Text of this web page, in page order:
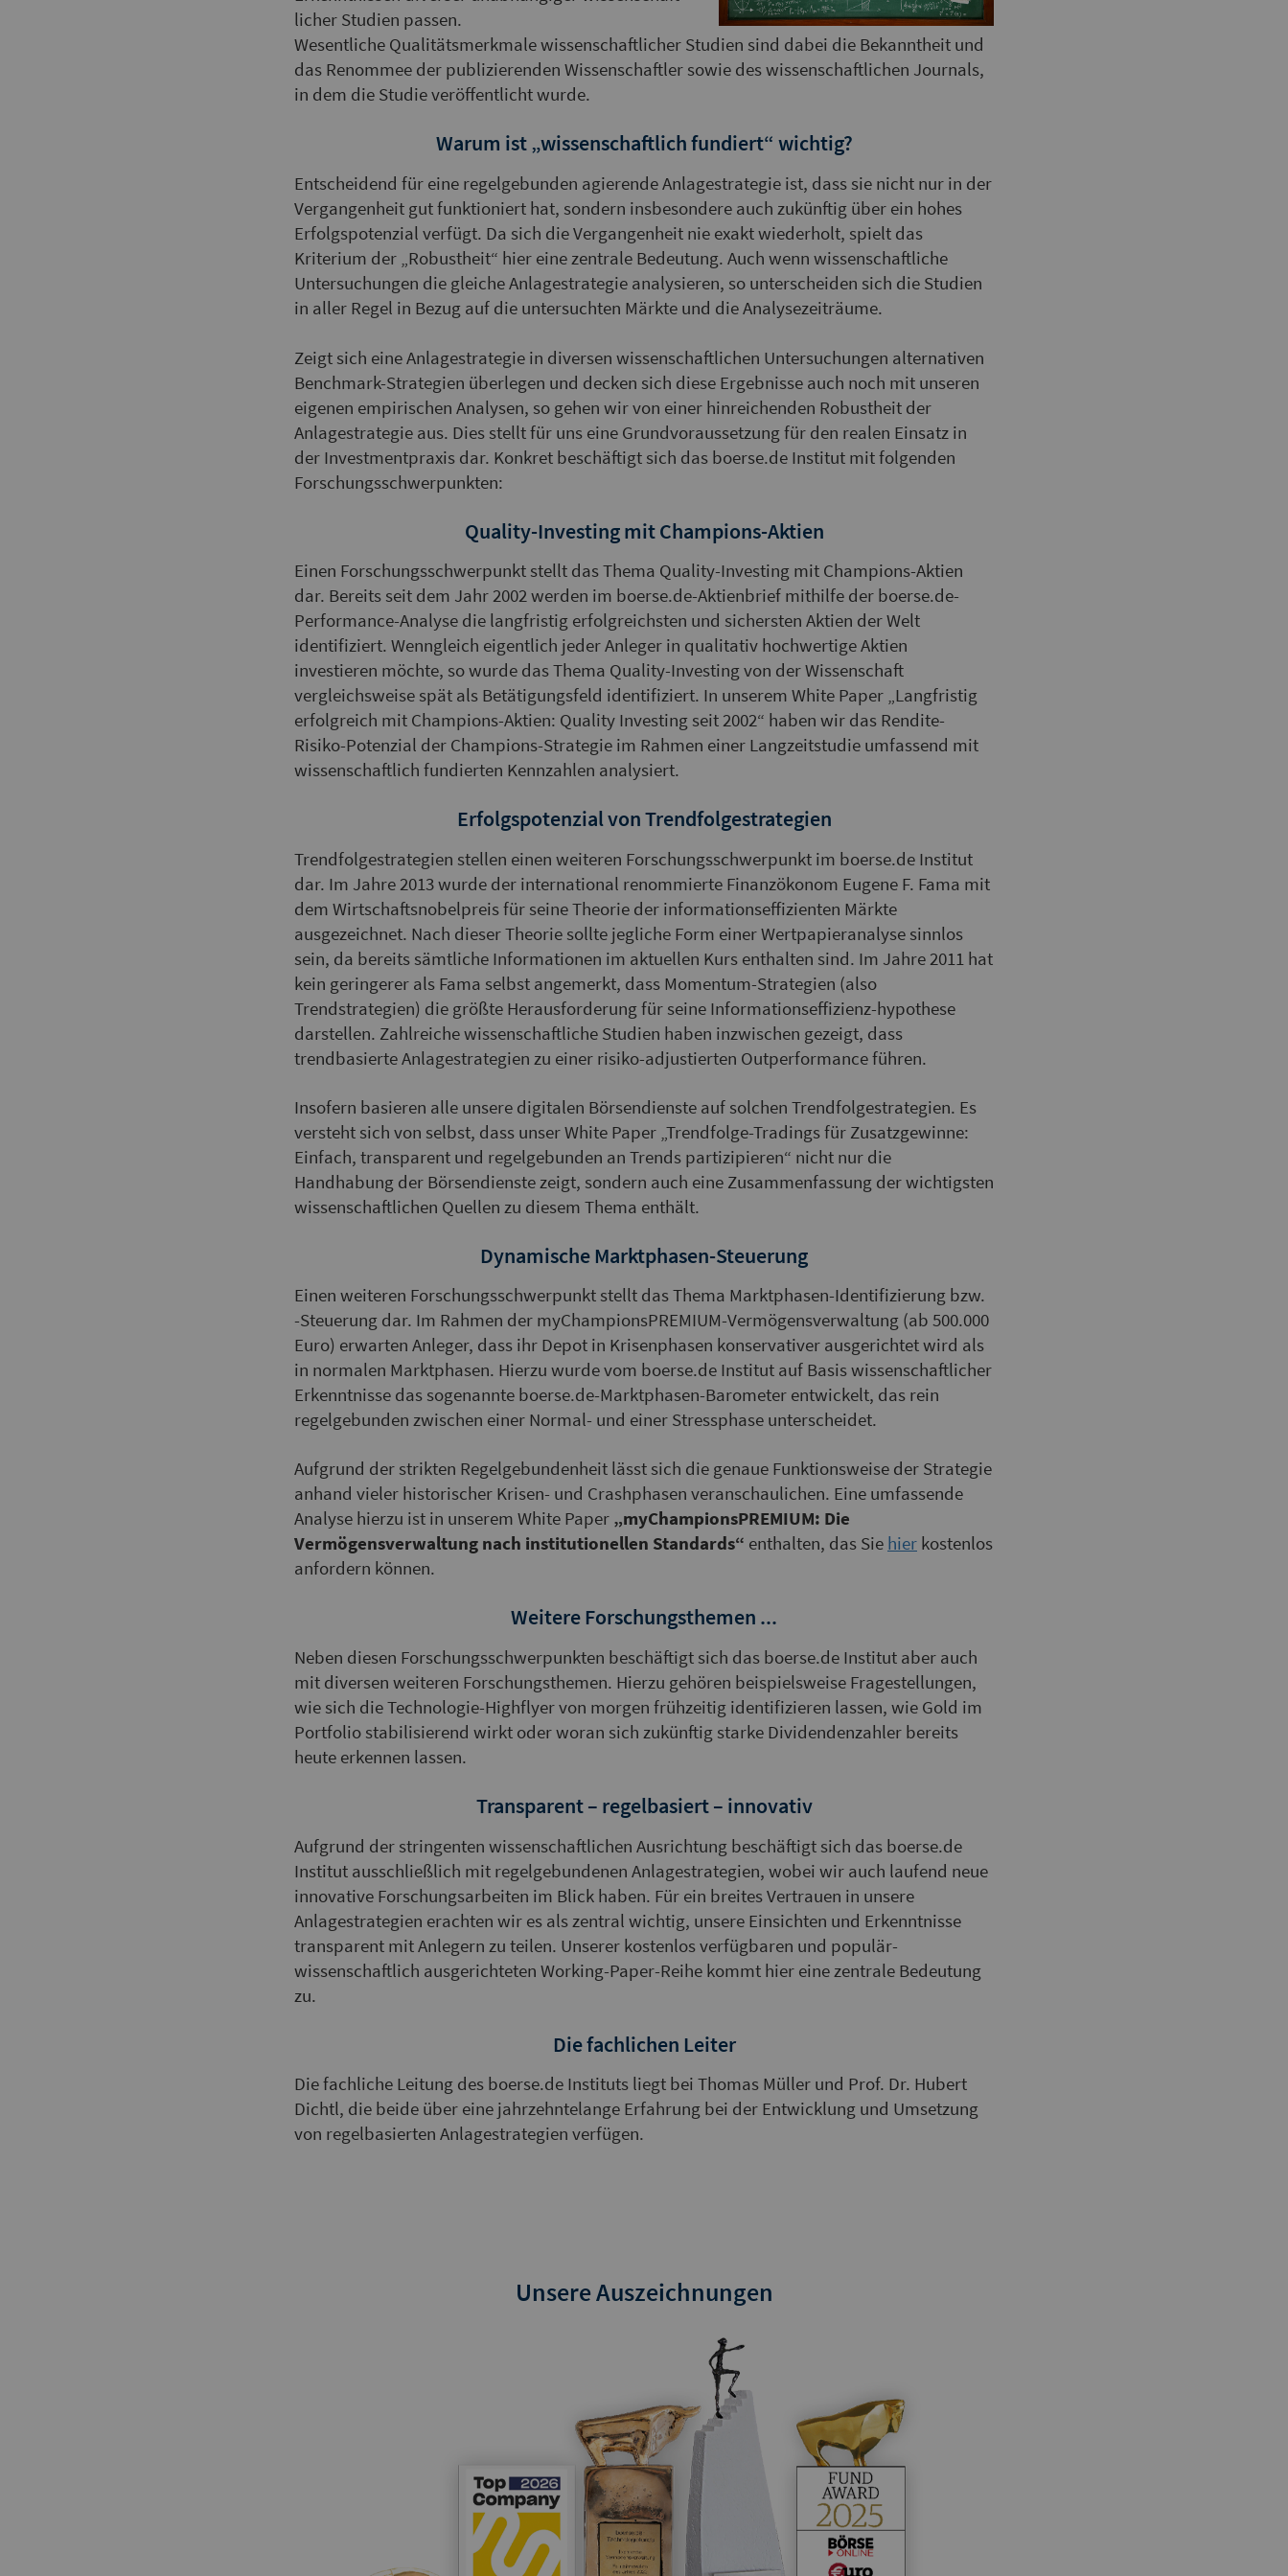
licher Studien passen.
Wesentliche Qualitätsmerkmale wissenschaftlicher Studien sind dabei die Bekanntheit und
das Renommee der publizierenden Wissenschaftler sowie des wissenschaftlichen Journals,
in dem die Studie veröffentlicht wurde.
Warum ist „wissenschaftlich fundiert“ wichtig?
Entscheidend für eine regelgebunden agierende Anlagestrategie ist, dass sie nicht nur in der
Vergangenheit gut funktioniert hat, sondern insbesondere auch zukünftig über ein hohes
Erfolgspotenzial verfügt. Da sich die Vergangenheit nie exakt wiederholt, spielt das
Kriterium der „Robustheit“ hier eine zentrale Bedeutung. Auch wenn wissenschaftliche
Untersuchungen die gleiche Anlagestrategie analysieren, so unterscheiden sich die Studien
in aller Regel in Bezug auf die untersuchten Märkte und die Analysezeiträume.
Zeigt sich eine Anlagestrategie in diversen wissenschaftlichen Untersuchungen alternativen
Benchmark-Strategien überlegen und decken sich diese Ergebnisse auch noch mit unseren
eigenen empirischen Analysen, so gehen wir von einer hinreichenden Robustheit der
Anlagestrategie aus. Dies stellt für uns eine Grundvoraussetzung für den realen Einsatz in
der Investmentpraxis dar. Konkret beschäftigt sich das boerse.de Institut mit folgenden
Forschungsschwerpunkten:
Quality-Investing mit Champions-Aktien
Einen Forschungsschwerpunkt stellt das Thema Quality-Investing mit Champions-Aktien
dar. Bereits seit dem Jahr 2002 werden im boerse.de-Aktienbrief mithilfe der boerse.de-
Performance-Analyse die langfristig erfolgreichsten und sichersten Aktien der Welt
identifiziert. Wenngleich eigentlich jeder Anleger in qualitativ hochwertige Aktien
investieren möchte, so wurde das Thema Quality-Investing von der Wissenschaft
vergleichsweise spät als Betätigungsfeld identifiziert. In unserem White Paper „Langfristig
erfolgreich mit Champions-Aktien: Quality Investing seit 2002“ haben wir das Rendite-
Risiko-Potenzial der Champions-Strategie im Rahmen einer Langzeitstudie umfassend mit
wissenschaftlich fundierten Kennzahlen analysiert.
Erfolgspotenzial von Trendfolgestrategien
Trendfolgestrategien stellen einen weiteren Forschungsschwerpunkt im boerse.de Institut
dar. Im Jahre 2013 wurde der international renommierte Finanzökonom Eugene F. Fama mit
dem Wirtschaftsnobelpreis für seine Theorie der informationseffizienten Märkte
ausgezeichnet. Nach dieser Theorie sollte jegliche Form einer Wertpapieranalyse sinnlos
sein, da bereits sämtliche Informationen im aktuellen Kurs enthalten sind. Im Jahre 2011 hat
kein geringerer als Fama selbst angemerkt, dass Momentum-Strategien (also
Trendstrategien) die größte Herausforderung für seine Informationseffizienz-hypothese
darstellen. Zahlreiche wissenschaftliche Studien haben inzwischen gezeigt, dass
trendbasierte Anlagestrategien zu einer risiko-adjustierten Outperformance führen.
Insofern basieren alle unsere digitalen Börsendienste auf solchen Trendfolgestrategien. Es
versteht sich von selbst, dass unser White Paper „Trendfolge-Tradings für Zusatzgewinne:
Einfach, transparent und regelgebunden an Trends partizipieren“ nicht nur die
Handhabung der Börsendienste zeigt, sondern auch eine Zusammenfassung der wichtigsten
wissenschaftlichen Quellen zu diesem Thema enthält.
Dynamische Marktphasen-Steuerung
Einen weiteren Forschungsschwerpunkt stellt das Thema Marktphasen-Identifizierung bzw.
-Steuerung dar. Im Rahmen der myChampionsPREMIUM-Vermögensverwaltung (ab 500.000
Euro) erwarten Anleger, dass ihr Depot in Krisenphasen konservativer ausgerichtet wird als
in normalen Marktphasen. Hierzu wurde vom boerse.de Institut auf Basis wissenschaftlicher
Erkenntnisse das sogenannte boerse.de-Marktphasen-Barometer entwickelt, das rein
regelgebunden zwischen einer Normal- und einer Stressphase unterscheidet.
Aufgrund der strikten Regelgebundenheit lässt sich die genaue Funktionsweise der Strategie
anhand vieler historischer Krisen- und Crashphasen veranschaulichen. Eine umfassende
Analyse hierzu ist in unserem White Paper „myChampionsPREMIUM: Die
Vermögensverwaltung nach institutionellen Standards“ enthalten, das Sie hier kostenlos
anfordern können.
Weitere Forschungsthemen ...
Neben diesen Forschungsschwerpunkten beschäftigt sich das boerse.de Institut aber auch
mit diversen weiteren Forschungsthemen. Hierzu gehören beispielsweise Fragestellungen,
wie sich die Technologie-Highflyer von morgen frühzeitig identifizieren lassen, wie Gold im
Portfolio stabilisierend wirkt oder woran sich zukünftig starke Dividendenzahler bereits
heute erkennen lassen.
Transparent – regelbasiert – innovativ
Aufgrund der stringenten wissenschaftlichen Ausrichtung beschäftigt sich das boerse.de
Institut ausschließlich mit regelgebundenen Anlage­strategien, wobei wir auch laufend neue
innovative Forschungsarbeiten im Blick haben. Für ein breites Vertrauen in unsere
Anlagestrategien erachten wir es als zentral wichtig, unsere Einsichten und Erkenntnisse
transparent mit Anlegern zu teilen. Unserer kostenlos verfügbaren und populär-
wissenschaftlich ausgerichteten Working-Paper-Reihe kommt hier eine zentrale Bedeutung
zu.
Die fachlichen Leiter
Die fachliche Leitung des boerse.de Instituts liegt bei Thomas Müller und Prof. Dr. Hubert
Dichtl, die beide über eine jahrzehntelange Erfahrung bei der Entwicklung und Umsetzung
von regelbasierten Anlagestrategien verfügen.
Unsere Auszeichnungen